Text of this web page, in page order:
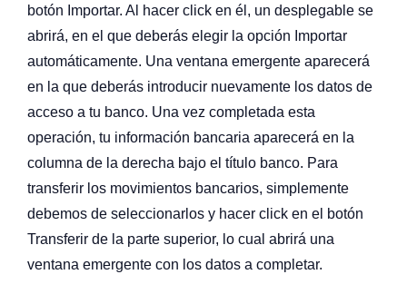
botón Importar. Al hacer click en él, un desplegable se
abrirá, en el que deberás elegir la opción Importar
automáticamente. Una ventana emergente aparecerá
en la que deberás introducir nuevamente los datos de
acceso a tu banco. Una vez completada esta
operación, tu información bancaria aparecerá en la
columna de la derecha bajo el título banco. Para
transferir los movimientos bancarios, simplemente
debemos de seleccionarlos y hacer click en el botón
Transferir de la parte superior, lo cual abrirá una
ventana emergente con los datos a completar.